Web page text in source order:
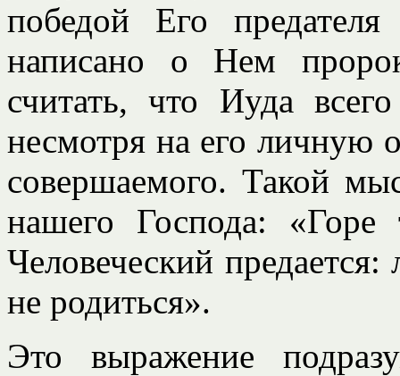
победой Его
написано о Нем
считать, что Иуда
несмотря на его личную
совершаемого. Такой
нашего Господа:
Человеческий
не родиться».
Это выражение